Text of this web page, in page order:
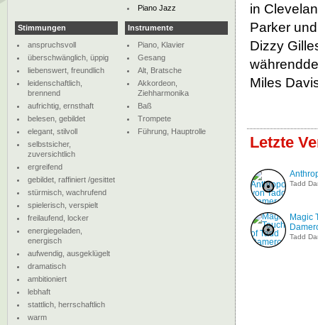
in
Parker
Dizzy
Miles
Letzte
Tadd
Magic
Tadd
Piano Jazz
Stimmungen
anspruchsvoll
überschwänglich, üppig
liebenswert, freundlich
leidenschaftlich,
brennend
aufrichtig, ernsthaft
belesen, gebildet
elegant, stilvoll
selbstsicher,
zuversichtlich
ergreifend
gebildet, raffiniert /gesittet
stürmisch, wachrufend
spielerisch, verspielt
freilaufend, locker
energiegeladen,
energisch
aufwendig, ausgeklügelt
dramatisch
ambitioniert
lebhaft
stattlich, herrschaftlich
warm
Instrumente
Piano, Klavier
Gesang
Alt, Bratsche
Akkordeon,
Ziehharmonika
Baß
Trompete
Führung, Hauptrolle